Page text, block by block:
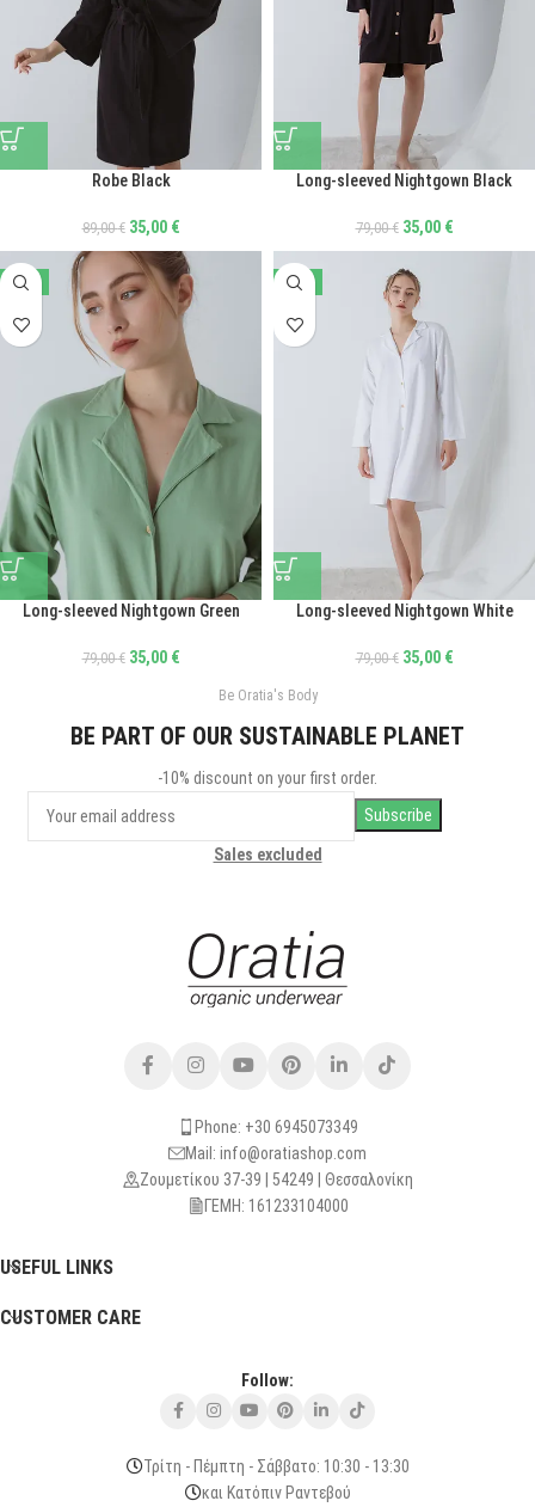
Robe Black
89,00€ 35,00 €
Long-sleeved Nightgown Black
79,00€ 35,00 €
-56%
Long-sleeved Nightgown Green
79,00€ 35,00 €
-56%
Long-sleeved Nightgown White
79,00€ 35,00 €
Be Oratia's Body
BE PART OF OUR SUSTAINABLE PLANET
-10% discount on your first order.
Sales excluded
Phone: +30 6945073349
Mail: info@oratiashop.com
Ζουμετίκου 37-39 | 54249 | Θεσσαλονίκη
ΓΕΜΗ: 161233104000
USEFUL LINKS
CUSTOMER CARE
Follow:
Τρίτη - Πέμπτη - Σάββατο: 10:30 - 13:30
και Κατόπιν Ραντεβού